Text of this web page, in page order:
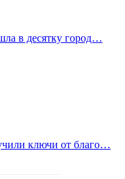
в десятку город…
ключи от благо…